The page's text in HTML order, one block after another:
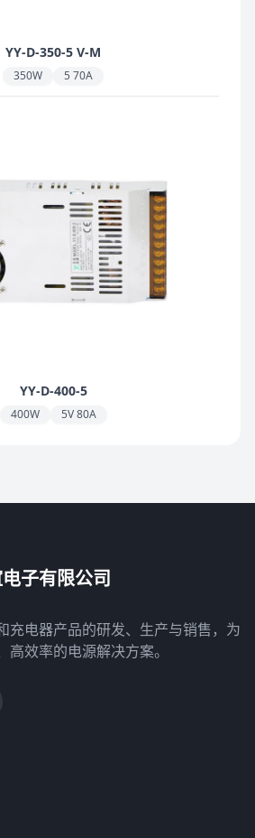
YY-D-350-5 V-M
350W 5 70A
YY-D-400-5
400W 5V 80A
子有限公司
充电器产品的研发、生产与销售，为
效率的电源解决方案。